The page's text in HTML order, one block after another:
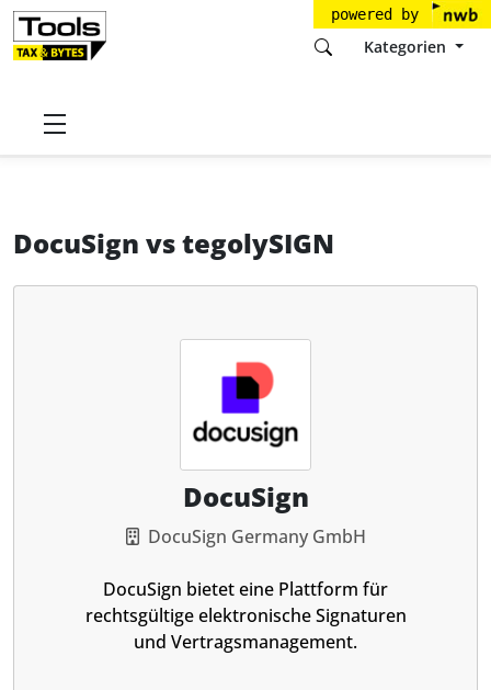
powered by
Kategorien
Startseite
DocuSign vstegolySIGN
DocuSign
DocuSign Germany GmbH
DocuSign bietet eine Plattform für
rechtsgültige elektronische Signaturen
und Vertragsmanagement.